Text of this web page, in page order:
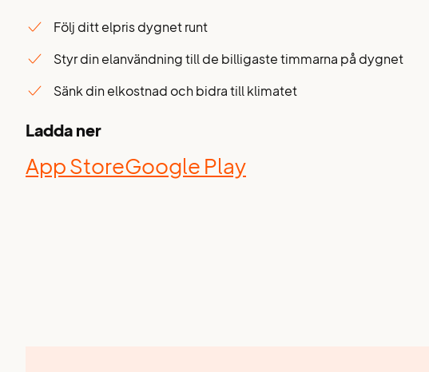
Följ ditt elpris dygnet runt
Styr din elanvändning till de billigaste timmarna på dygnet
Sänk din elkostnad och bidra till klimatet
Ladda ner
App StoreGoogle Play